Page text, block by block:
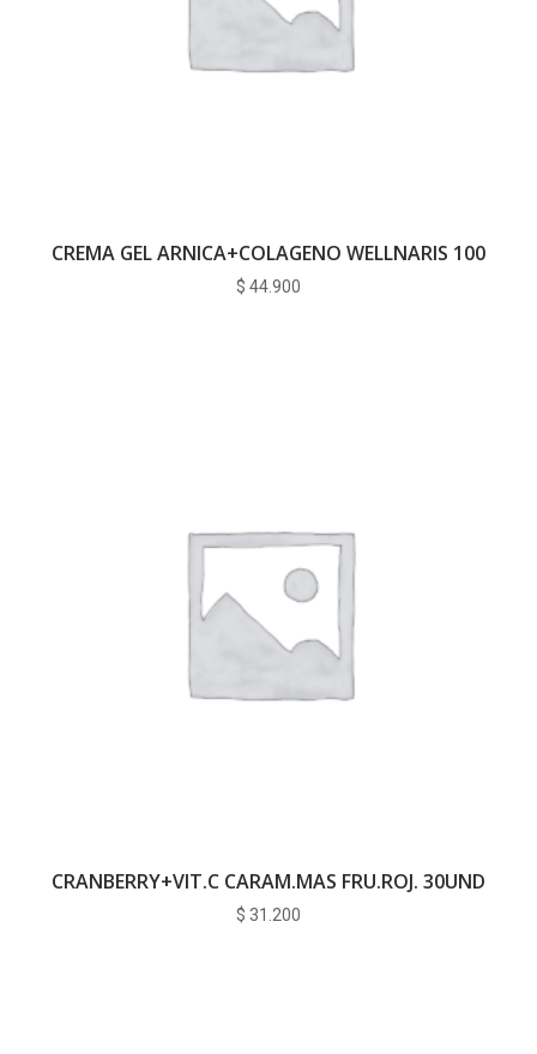
CREMA GEL ARNICA+COLAGENO WELLNARIS 100
$ 44.900
CRANBERRY+VIT.C CARAM.MAS FRU.ROJ. 30UND
$ 31.200